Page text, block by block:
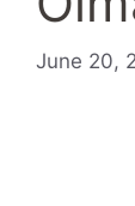
June 20,